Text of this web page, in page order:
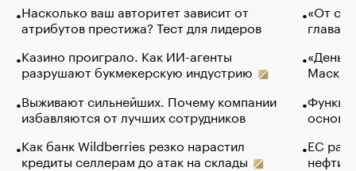
Насколько ваш авторитет зависит от
атрибутов престижа? Тест для лидеров
Казино проиграло. Как ИИ-агенты
разрушают букмекерскую индустрию
Выживают сильнейших. Почему компании
избавляются от лучших сотрудников
Как банк Wildberries резко нарастил
кредиты селлерам до атак на склады
«От
глава
Маск в
основ
ЕС
нефти